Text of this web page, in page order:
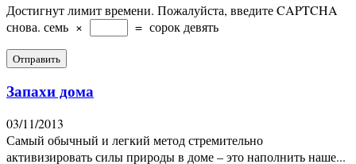
Достигнут лимит времени. Пожалуйста, введите CAPTCHA
снова. семь × = сорок девять
Запахи дома
03/11/2013
Самый обычный и легкий метод стремительно
активизировать силы природы в доме – это наполнить наше...